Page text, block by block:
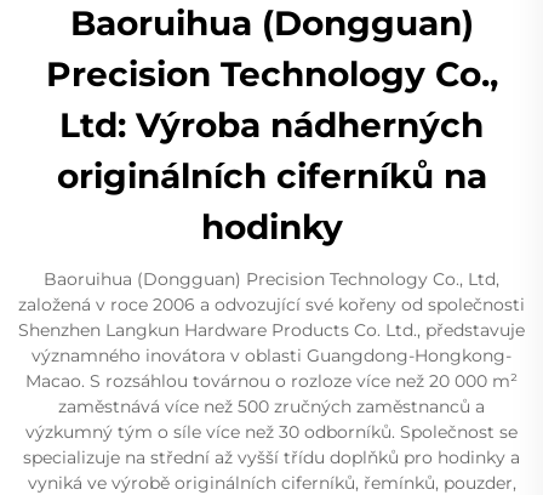
Baoruihua (Dongguan)
Precision Technology Co.,
Ltd: Výroba nádherných
originálních ciferníků na
hodinky
Baoruihua (Dongguan) Precision Technology Co., Ltd,
založená v roce 2006 a odvozující své kořeny od společnosti
Shenzhen Langkun Hardware Products Co. Ltd., představuje
významného inovátora v oblasti Guangdong-Hongkong-
Macao. S rozsáhlou továrnou o rozloze více než 20 000 m²
zaměstnává více než 500 zručných zaměstnanců a
výzkumný tým o síle více než 30 odborníků. Společnost se
specializuje na střední až vyšší třídu doplňků pro hodinky a
vyniká ve výrobě originálních ciferníků, řemínků, pouzder,